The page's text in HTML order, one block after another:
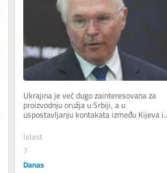
Ukrajina je već dugo zainteresovana za
proizvodnju oružja u Srbiji, a u
uspostavljanju kontakata između Kijeva i
Beograda značajnu ulogu igrao je...
latest
7
Danas